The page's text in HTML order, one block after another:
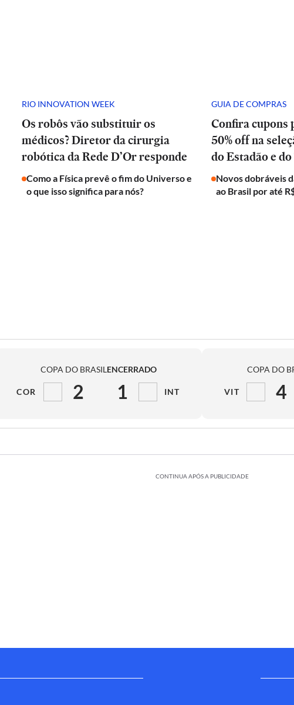
RIO INNOVATION WEEK
Os robôs vão substituir os
médicos? Diretor da cirurgia
robótica da Rede D’Or responde
Como a Física prevê o fim do Universo e
o que isso significa para nós?
GUIA DE COMPRAS
Confira cupons
50% off na
do Estadão e
Novos dobráveis
ao Brasil por até
COPA DO BRASILENCERRADO
COR 2 1 INT
COPA DO
VIT 4
CONTINUA APÓS A PUBLICIDADE